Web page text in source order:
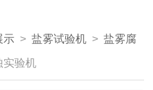
示 >盐雾试验机 >盐雾腐
实验机